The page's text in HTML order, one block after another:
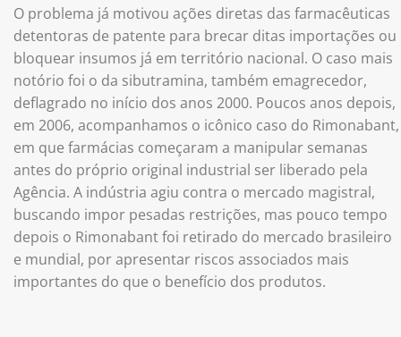
O problema já motivou ações diretas das farmacêuticas
detentoras de patente para brecar ditas importações ou
bloquear insumos já em território nacional. O caso mais
notório foi o da sibutramina, também emagrecedor,
deflagrado no início dos anos 2000. Poucos anos depois,
em 2006, acompanhamos o icônico caso do Rimonabant,
em que farmácias começaram a manipular semanas
antes do próprio original industrial ser liberado pela
Agência. A indústria agiu contra o mercado magistral,
buscando impor pesadas restrições, mas pouco tempo
depois o Rimonabant foi retirado do mercado brasileiro
e mundial, por apresentar riscos associados mais
importantes do que o benefício dos produtos.